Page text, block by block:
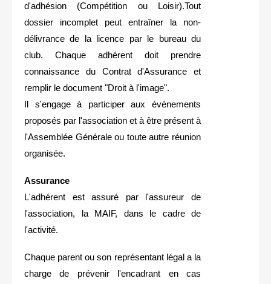
d'adhésion (Compétition ou Loisir).Tout
dossier incomplet peut entraîner la non-
délivrance de la licence par le bureau du
club. Chaque adhérent doit prendre
connaissance du Contrat d'Assurance et
remplir le document "Droit à l'image".
Il s'engage à participer aux événements
proposés par l'association et à être présent à
l'Assemblée Générale ou toute autre réunion
organisée.
Assurance
L'adhérent est assuré par l'assureur de
l'association, la MAIF, dans le cadre de
l'activité.
Chaque parent ou son représentant légal a la
charge de prévenir l'encadrant en cas